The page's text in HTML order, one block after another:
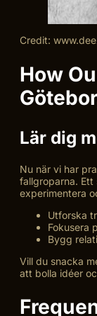
Credit:
How
Lär dig
Nu när vi har
fallgroparna. Ett
experimentera
Utforska
Fokusera
Bygg
Vill du snacka
att bolla idéer